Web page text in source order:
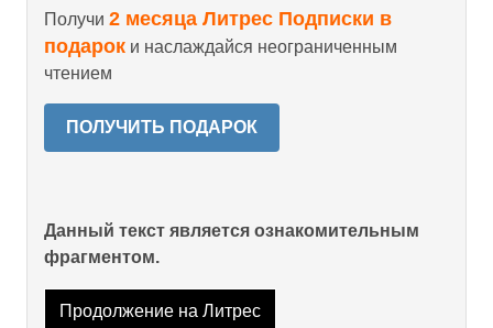
Получи 2 месяца Литрес Подписки в
подарок и наслаждайся неограниченным
чтением
ПОЛУЧИТЬ ПОДАРОК
Данный текст является ознакомительным
фрагментом.
Продолжение на Литрес